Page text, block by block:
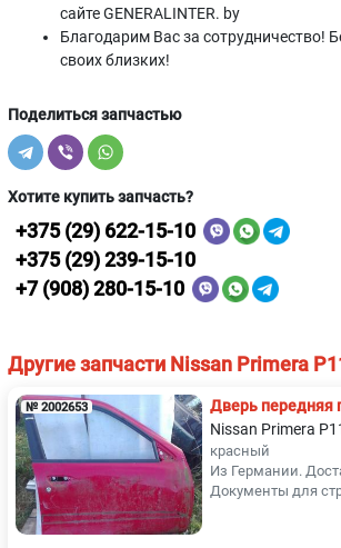
сайте GENERALINTER. by
Благодарим Вас за сотрудничество!
своих близких!
Поделиться запчастью
Хотите купить запчасть?
+375 (29) 622-15-10
+375 (29) 239-15-10
+7 (908) 280-15-10
Другие запчасти Nissan Primera
№ 2002653
Дверь передняя
Nissan Primera
красный
Из Германии.
Документы для